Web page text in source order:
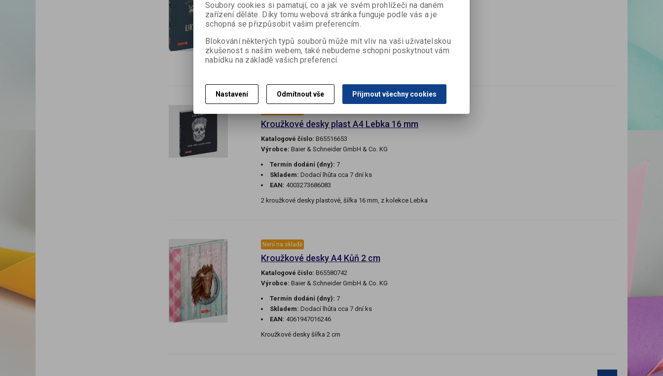
Katalogové číslo:B65516652
Výrobce:Baier & Schneider GmbH & Co. KG
Termín dodání (dny):
Skladem:Dodací lhůta cca 7 dní ks
EAN: 4003273685369
2 kroužkové desky plastové, šířka 16 mm, z kolekce Boss
Kroužkové desky plast A4 Lebka 16 mm
Katalogové číslo: B65516653
Výrobce: Baier & Schneider GmbH & Co. KG
Termín dodání (dny): 7
Skladem: Dodací lhůta cca 7 dní ks
EAN: 4003273686083
2 kroužkové desky plastové, šířka 16 mm, z kolekce Lebka
Není na skladě
Kroužkové desky A4 Kůň 2 cm
Katalogové číslo: B65580742
Výrobce: Baier & Schneider GmbH & Co. KG
Termín dodání (dny): 7
Skladem: Dodací lhůta cca 7 dní ks
EAN: 4061947016246
Kroužkové desky šířka 2 cm
Soubory cookies si pamatují, co a jak ve svém prohlížeči na daném
zařízení děláte. Díky tomu webová stránka funguje podle vás a je
schopná se přizpůsobit vašim preferencím.
Blokování některých typů souborů může mít vliv na vaši uživatelskou
zkušenost s naším webem, také nebudeme schopni poskytnout vám
nabídku na základě vašich preferencí.
Nastavení Odmítnout vše Přijmout všechny cookies